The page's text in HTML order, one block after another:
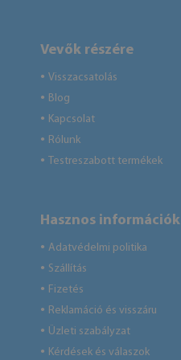
Vevők részére
● Visszacsatolás
● Blog
● Kapcsolat
● Rólunk
● Testreszabott termékek
Hasznos információk
● Adatvédelmi politika
● Szállítás
● Fizetés
● Reklamáció és visszáru
● Üzleti szabályzat
● Kérdések és válaszok